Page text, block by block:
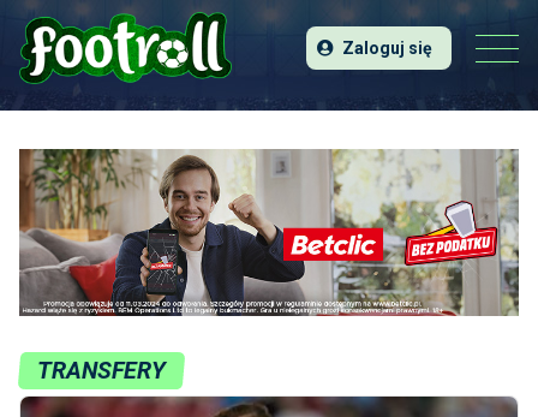
Zaloguj się
TRANSFERY